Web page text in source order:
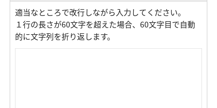
適当なところで改行しながら入力してください。
１行の長さが60文字を超えた場合、60文字目で自動
的に文字列を折り返します。